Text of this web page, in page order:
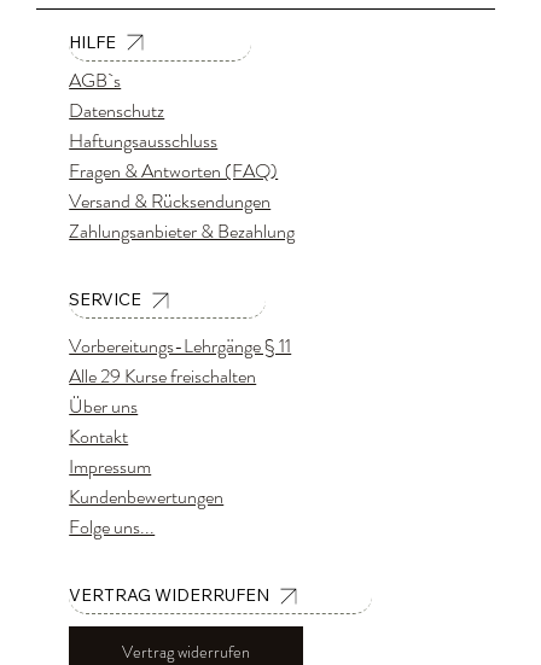
HILFE
AGB`s
Datenschutz
Haftungsausschluss
Fragen & Antworten (FAQ)
Versand & Rücksendungen
Zahlungsanbieter & Bezahlung
SERVICE
Vorbereitungs-Lehrgänge § 11
Alle 29 Kurse freischalten
Über uns
Kontakt
Impressum
Kundenbewertungen
Folge uns...
VERTRAG WIDERRUFEN
Vertrag widerrufen